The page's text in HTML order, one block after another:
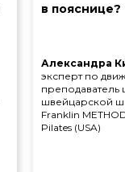
Александра
эксперт по
преподаватель
швейцарской
Franklin
Pilates (USA)
в пояснице?